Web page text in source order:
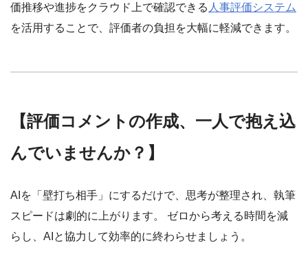
価推移や進捗をクラウド上で確認できる 人事評価システム
を活用することで、評価者の負担を大幅に軽減できます。
【評価コメントの作成、一人で抱え込
んでいませんか？】
AIを「壁打ち相手」にするだけで、思考が整理され、執筆
スピードは劇的に上がります。 ゼロから考える時間を減
らし、AIと協力して効率的に終わらせましょう。